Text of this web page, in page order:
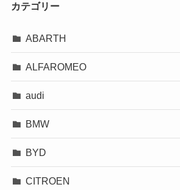
カテゴリー
ABARTH
ALFAROMEO
audi
BMW
BYD
CITROEN